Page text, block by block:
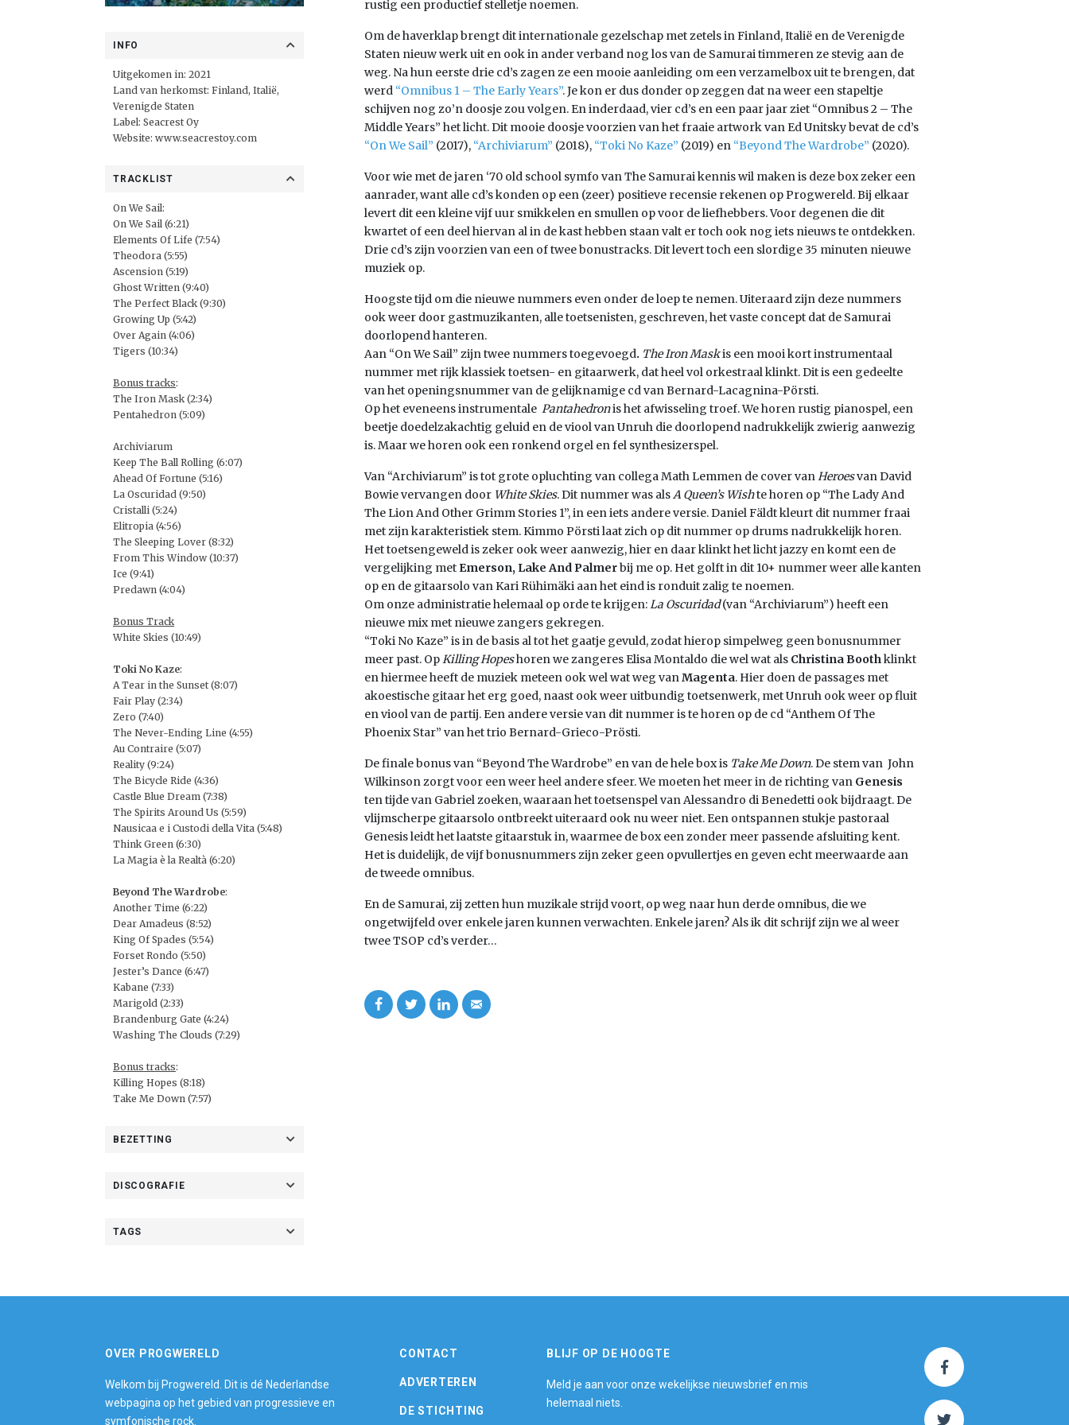
INFO
Uitgekomen in: 2021
Land van herkomst: Finland, Italië,
Verenigde Staten
Label: Seacrest Oy
Website: www.seacrestoy.com
TRACKLIST
On We Sail:
On We Sail (6:21)
Elements Of Life (7:54)
Theodora (5:55)
Ascension (5:19)
Ghost Written (9:40)
The Perfect Black (9:30)
Growing Up (5:42)
Over Again (4:06)
Tigers (10:34)
Bonus tracks:
The Iron Mask (2:34)
Pentahedron (5:09)
Archiviarum
Keep The Ball Rolling (6:07)
Ahead Of Fortune (5:16)
La Oscuridad (9:50)
Cristalli (5:24)
Elitropia (4:56)
The Sleeping Lover (8:32)
From This Window (10:37)
Ice (9:41)
Predawn (4:04)
Bonus Track
White Skies (10:49)
Toki No Kaze:
A Tear in the Sunset (8:07)
Fair Play (2:34)
Zero (7:40)
The Never-Ending Line (4:55)
Au Contraire (5:07)
Reality (9:24)
The Bicycle Ride (4:36)
Castle Blue Dream (7:38)
The Spirits Around Us (5:59)
Nausicaa e i Custodi della Vita (5:48)
Think Green (6:30)
La Magia è la Realtà (6:20)
Beyond The Wardrobe:
Another Time (6:22)
Dear Amadeus (8:52)
King Of Spades (5:54)
Forset Rondo (5:50)
Jester’s Dance (6:47)
Kabane (7:33)
Marigold (2:33)
Brandenburg Gate (4:24)
Washing The Clouds (7:29)
Bonus tracks:
Killing Hopes (8:18)
Take Me Down (7:57)
BEZETTING
DISCOGRAFIE
TAGS
rustig een productief stelletje noemen.
Om de haverklap brengt dit internationale gezelschap met zetels in Finland, Italië en de Verenigde
Staten nieuw werk uit en ook in ander verband nog los van de Samurai timmeren ze stevig aan de
weg. Na hun eerste drie cd’s zagen ze een mooie aanleiding om een verzamelbox uit te brengen, dat
werd “Omnibus 1 – The Early Years”. Je kon er dus donder op zeggen dat na weer een stapeltje
schijven nog zo’n doosje zou volgen. En inderdaad, vier cd’s en een paar jaar ziet “Omnibus 2 – The
Middle Years” het licht. Dit mooie doosje voorzien van het fraaie artwork van Ed Unitsky bevat de cd’s
“On We Sail” (2017), “Archiviarum” (2018), “Toki No Kaze” (2019) en “Beyond The Wardrobe” (2020).
Voor wie met de jaren ‘70 old school symfo van The Samurai kennis wil maken is deze box zeker een
aanrader, want alle cd’s konden op een (zeer) positieve recensie rekenen op Progwereld. Bij elkaar
levert dit een kleine vijf uur smikkelen en smullen op voor de liefhebbers. Voor degenen die dit
kwartet of een deel hiervan al in de kast hebben staan valt er toch ook nog iets nieuws te ontdekken.
Drie cd’s zijn voorzien van een of twee bonustracks. Dit levert toch een slordige 35 minuten nieuwe
muziek op.
Hoogste tijd om die nieuwe nummers even onder de loep te nemen. Uiteraard zijn deze nummers
ook weer door gastmuzikanten, alle toetsenisten, geschreven, het vaste concept dat de Samurai
doorlopend hanteren.
Aan “On We Sail” zijn twee nummers toegevoegd. The Iron Maskis een mooi kort instrumentaal
nummer met rijk klassiek toetsen- en gitaarwerk, dat heel vol orkestraal klinkt. Dit is een gedeelte
van het openingsnummer van de gelijknamige cd van Bernard-Lacagnina-Pörsti.
Op het eveneens instrumentale Pantahedronis het afwisseling troef. We horen rustig pianospel, een
beetje doedelzakachtig geluid en de viool van Unruh die doorlopend nadrukkelijk zwierig aanwezig
is. Maar we horen ook een ronkend orgel en fel synthesizerspel.
Van “Archiviarum” is tot grote opluchting van collega Math Lemmen de cover vanHeroesvan David
Bowie vervangen door White Skies. Dit nummer was alsA Queen’s Wishte horen op “The Lady And
The Lion And Other Grimm Stories 1”, in een iets andere versie. Daniel Fäldt kleurt dit nummer fraai
met zijn karakteristiek stem. Kimmo Pörsti laat zich op dit nummer op drums nadrukkelijk horen.
Het toetsengeweld is zeker ook weer aanwezig, hier en daar klinkt het licht jazzy en komt een de
vergelijking met Emerson, Lake And Palmerbij me op. Het golft in dit 10+ nummer weer alle kanten
op en de gitaarsolo van Kari Rühimäki aan het eind is ronduit zalig te noemen.
Om onze administratie helemaal op orde te krijgen:La Oscuridad(van “Archiviarum”) heeft een
nieuwe mix met nieuwe zangers gekregen.
“Toki No Kaze” is in de basis al tot het gaatje gevuld, zodat hierop simpelweg geen bonusnummer
meer past. OpKilling Hopeshoren we zangeres Elisa Montaldo die wel wat als Christina Boothklinkt
en hiermee heeft de muziek meteen ook wel wat weg vanMagenta. Hier doen de passages met
akoestische gitaar het erg goed, naast ook weer uitbundig toetsenwerk, met Unruh ook weer op fluit
en viool van de partij. Een andere versie van dit nummer is te horen op de cd “Anthem Of The
Phoenix Star” van het trio Bernard-Grieco-Prösti.
De finale bonus van “Beyond The Wardrobe” en van de hele box is Take Me Down. De stem van John
Wilkinson zorgt voor een weer heel andere sfeer. We moeten het meer in de richting van Genesis
ten tijde van Gabriel zoeken, waaraan het toetsenspel van Alessandro di Benedetti ook bijdraagt. De
vlijmscherpe gitaarsolo ontbreekt uiteraard ook nu weer niet. Een ontspannen stukje pastoraal
Genesis leidt het laatste gitaarstuk in, waarmee de box een zonder meer passende afsluiting kent.
Het is duidelijk, de vijf bonusnummers zijn zeker geen opvullertjes en geven echt meerwaarde aan
de tweede omnibus.
En de Samurai, zij zetten hun muzikale strijd voort, op weg naar hun derde omnibus, die we
ongetwijfeld over enkele jaren kunnen verwachten. Enkele jaren? Als ik dit schrijf zijn we al weer
twee TSOP cd’s verder…
OVER PROGWERELD
Welkom bij Progwereld. Dit is dé Nederlandse
webpagina op het gebied van progressieve en
symfonische rock.
CONTACT
ADVERTEREN
DE STICHTING
BLIJF OP DE HOOGTE
Meld je aan voor onze wekelijkse nieuwsbrief en mis
helemaal niets.